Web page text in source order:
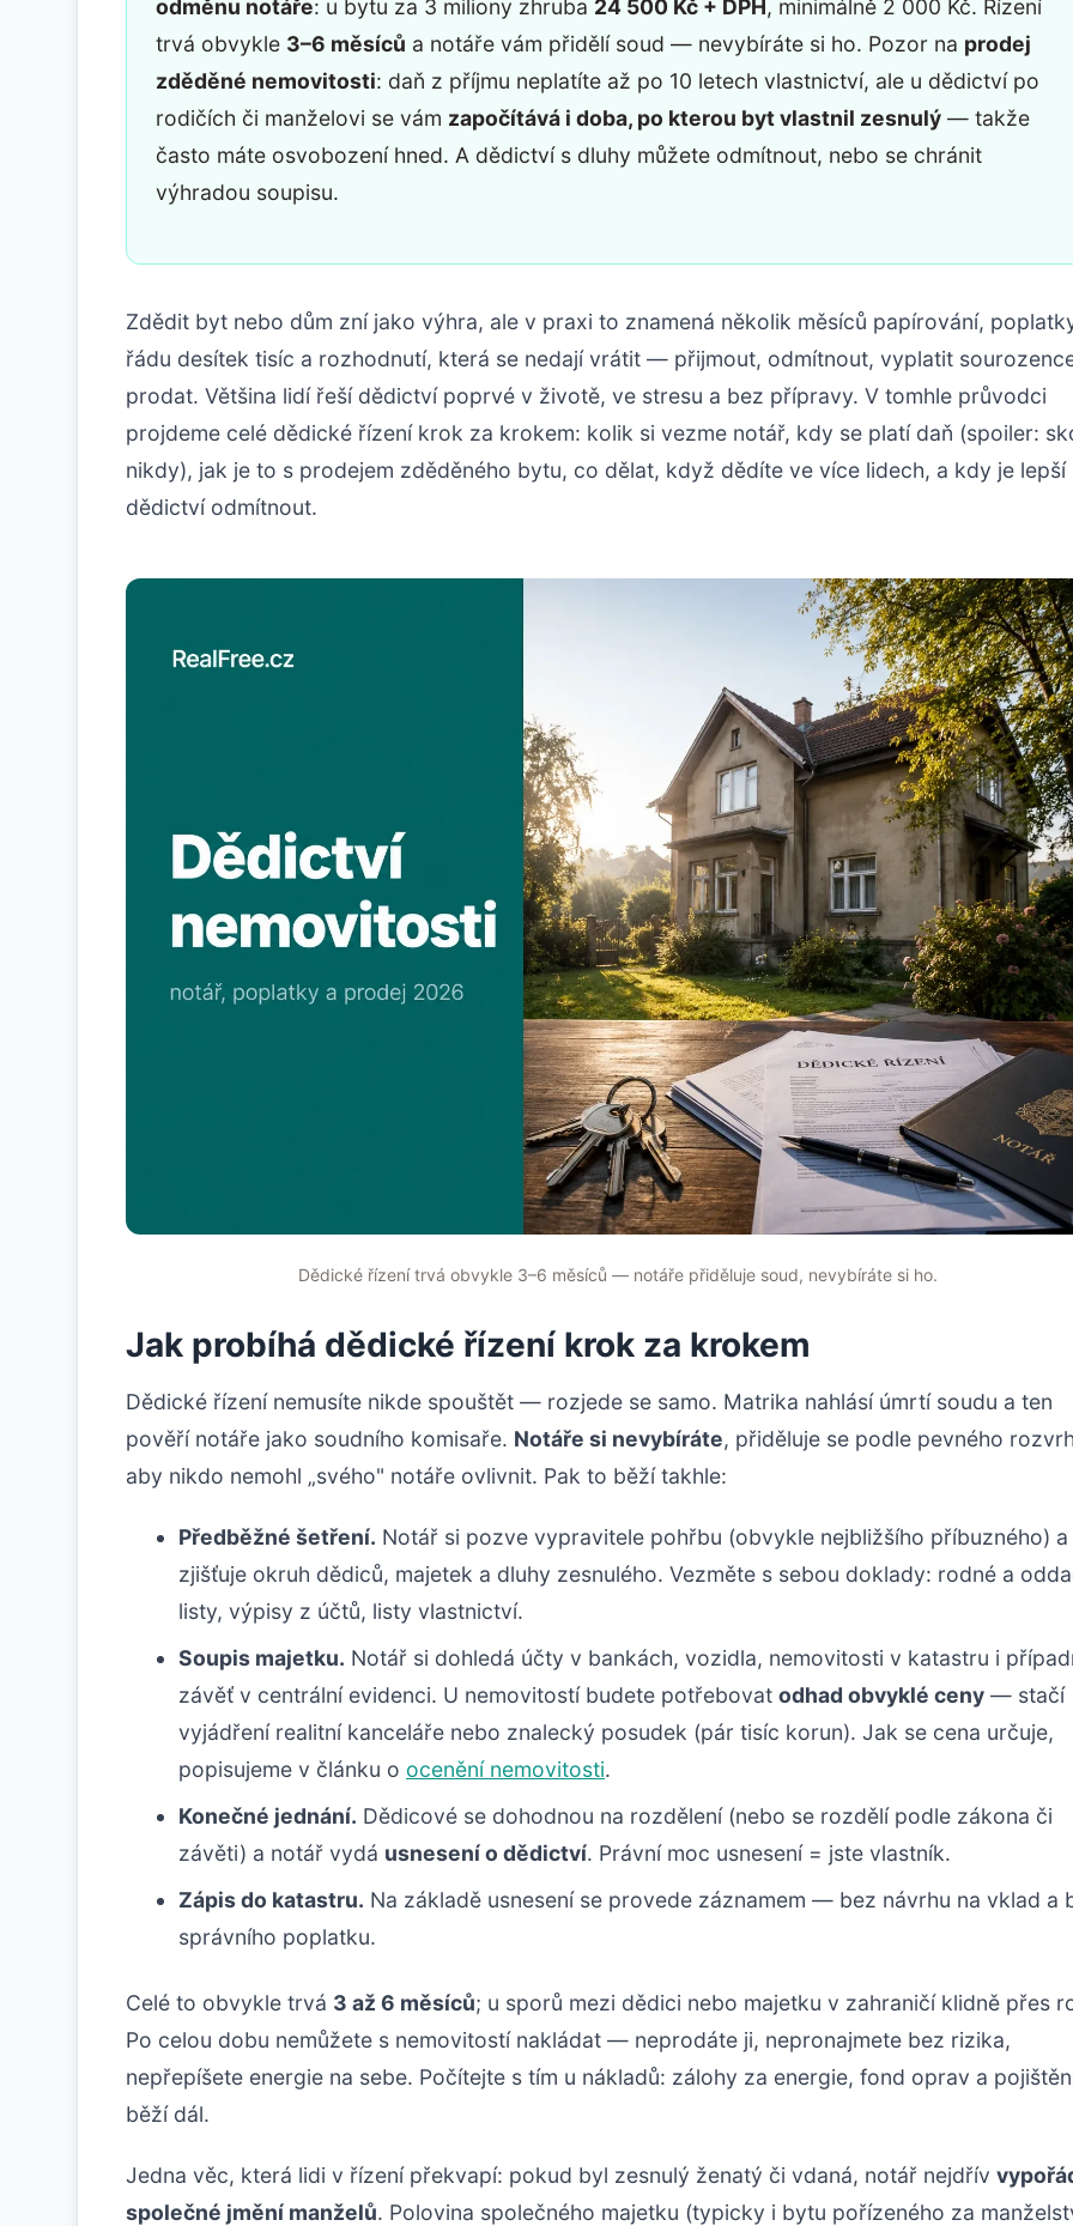
odměnu notáře: u bytu za 3 miliony zhruba 24 500 Kč + DPH , minimálně 2 000 Kč. Řízení
trvá obvykle 3–6 měsíců a notáře vám přidělí soud — nevybíráte si ho. Pozor na prodej
zděděné nemovitosti: daň z příjmu neplatíte až po 10 letech vlastnictví, ale u dědictví po
rodičích či manželovi se vám započítává i doba, po kterou byt vlastnil zesnulý — takže
často máte osvobození hned. A dědictví s dluhy můžete odmítnout, nebo se chránit
výhradou soupisu.
Zdědit byt nebo dům zní jako výhra, ale v praxi to znamená několik měsíců papírování,
řádu desítek tisíc a rozhodnutí, která se nedají vrátit — přijmout, odmítnout, vyplatit
prodat. Většina lidí řeší dědictví poprvé v životě, ve stresu a bez přípravy. V tomhle průvodci
projdeme celé dědické řízení krok za krokem: kolik si vezme notář, kdy se platí daň (spoiler:
nikdy), jak je to s prodejem zděděného bytu, co dělat, když dědíte ve více lidech, a kdy je lepší
dědictví odmítnout.
Dědické řízení trvá obvykle 3–6 měsíců — notáře přiděluje soud, nevybíráte si ho.
Jak probíhá dědické řízení krok za krokem
Dědické řízení nemusíte nikde spouštět — rozjede se samo. Matrika nahlásí úmrtí soudu a ten
pověří notáře jako soudního komisaře. Notáře si nevybíráte, přiděluje se podle pevného
aby nikdo nemohl „svého" notáře ovlivnit. Pak to běží takhle:
Předběžné šetření. Notář si pozve vypravitele pohřbu (obvykle nejbližšího příbuzného) a
zjišťuje okruh dědiců, majetek a dluhy zesnulého. Vezměte s sebou doklady: rodné a
listy, výpisy z účtů, listy vlastnictví.
Soupis majetku. Notář si dohledá účty v bankách, vozidla, nemovitosti v katastru i
závěť v centrální evidenci. U nemovitostí budete potřebovat odhad obvyklé ceny — stačí
vyjádření realitní kanceláře nebo znalecký posudek (pár tisíc korun). Jak se cena určuje,
popisujeme v článku o ocenění nemovitosti.
Konečné jednání. Dědicové se dohodnou na rozdělení (nebo se rozdělí podle zákona či
závěti) a notář vydá usnesení o dědictví. Právní moc usnesení = jste vlastník.
Zápis do katastru. Na základě usnesení se provede záznamem — bez návrhu na vklad a
správního poplatku.
Celé to obvykle trvá 3 až 6 měsíců; u sporů mezi dědici nebo majetku v zahraničí klidně přes
Po celou dobu nemůžete s nemovitostí nakládat — neprodáte ji, nepronajmete bez rizika,
nepřepíšete energie na sebe. Počítejte s tím u nákladů: zálohy za energie, fond oprav a
běží dál.
Jedna věc, která lidi v řízení překvapí: pokud byl zesnulý ženatý či vdaná, notář nejdřív
společné jmění manželů. Polovina společného majetku (typicky i bytu pořízeného za